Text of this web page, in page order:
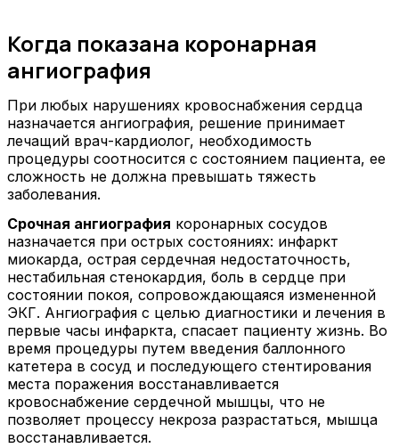
Когда показана коронарная
ангиография
При любых нарушениях кровоснабжения сердца
назначается ангиография, решение принимает
лечащий врач-кардиолог, необходимость
процедуры соотносится с состоянием пациента, ее
сложность не должна превышать тяжесть
заболевания.
Срочная ангиография коронарных сосудов
назначается при острых состояниях: инфаркт
миокарда, острая сердечная недостаточность,
нестабильная стенокардия, боль в сердце при
состоянии покоя, сопровождающаяся измененной
ЭКГ. Ангиография с целью диагностики и лечения в
первые часы инфаркта, спасает пациенту жизнь. Во
время процедуры путем введения баллонного
катетера в сосуд и последующего стентирования
места поражения восстанавливается
кровоснабжение сердечной мышцы, что не
позволяет процессу некроза разрастаться, мышца
восстанавливается.